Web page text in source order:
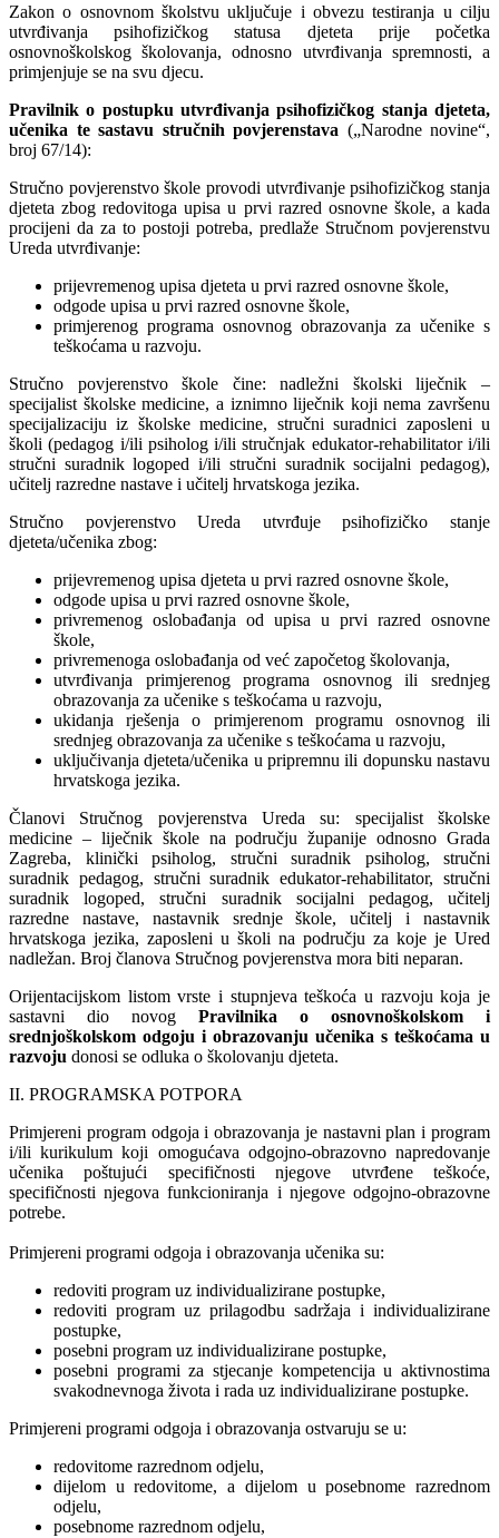
Zakon o osnovnom školstvu uključuje i obvezu testiranja u cilju
utvrđivanja psihofizičkog statusa djeteta prije početka
osnovnoškolskog školovanja, odnosno utvrđivanja spremnosti, a
primjenjuje se na svu djecu.
Pravilnik o postupku utvrđivanja psihofizičkog stanja djeteta,
učenika te sastavu stručnih povjerenstava („Narodne novine“,
broj 67/14):
Stručno povjerenstvo škole provodi utvrđivanje psihofizičkog stanja
djeteta zbog redovitoga upisa u prvi razred osnovne škole, a kada
procijeni da za to postoji potreba, predlaže Stručnom povjerenstvu
Ureda utvrđivanje:
prijevremenog upisa djeteta u prvi razred osnovne škole,
odgode upisa u prvi razred osnovne škole,
primjerenog programa osnovnog obrazovanja za učenike s
teškoćama u razvoju.
Stručno povjerenstvo škole čine: nadležni školski liječnik –
specijalist školske medicine, a iznimno liječnik koji nema završenu
specijalizaciju iz školske medicine, stručni suradnici zaposleni u
školi (pedagog i/ili psiholog i/ili stručnjak edukator-rehabilitator i/ili
stručni suradnik logoped i/ili stručni suradnik socijalni pedagog),
učitelj razredne nastave i učitelj hrvatskoga jezika.
Stručno povjerenstvo Ureda utvrđuje psihofizičko stanje
djeteta/učenika zbog:
prijevremenog upisa djeteta u prvi razred osnovne škole,
odgode upisa u prvi razred osnovne škole,
privremenog oslobađanja od upisa u prvi razred osnovne
škole,
privremenoga oslobađanja od već započetog školovanja,
utvrđivanja primjerenog programa osnovnog ili srednjeg
obrazovanja za učenike s teškoćama u razvoju,
ukidanja rješenja o primjerenom programu osnovnog ili
srednjeg obrazovanja za učenike s teškoćama u razvoju,
uključivanja djeteta/učenika u pripremnu ili dopunsku nastavu
hrvatskoga jezika.
Članovi Stručnog povjerenstva Ureda su: specijalist školske
medicine – liječnik škole na području županije odnosno Grada
Zagreba, klinički psiholog, stručni suradnik psiholog, stručni
suradnik pedagog, stručni suradnik edukator-rehabilitator, stručni
suradnik logoped, stručni suradnik socijalni pedagog, učitelj
razredne nastave, nastavnik srednje škole, učitelj i nastavnik
hrvatskoga jezika, zaposleni u školi na području za koje je Ured
nadležan. Broj članova Stručnog povjerenstva mora biti neparan.
Orijentacijskom listom vrste i stupnjeva teškoća u razvoju koja je
sastavni dio novog Pravilnika o osnovnoškolskom i
srednjoškolskom odgoju i obrazovanju učenika s teškoćama u
razvoju donosi se odluka o školovanju djeteta.
II. PROGRAMSKA POTPORA
Primjereni program odgoja i obrazovanja je nastavni plan i program
i/ili kurikulum koji omogućava odgojno-obrazovno napredovanje
učenika poštujući specifičnosti njegove utvrđene teškoće,
specifičnosti njegova funkcioniranja i njegove odgojno-obrazovne
potrebe.
Primjereni programi odgoja i obrazovanja učenika su:
redoviti program uz individualizirane postupke,
redoviti program uz prilagodbu sadržaja i individualizirane
postupke,
posebni program uz individualizirane postupke,
posebni programi za stjecanje kompetencija u aktivnostima
svakodnevnoga života i rada uz individualizirane postupke.
Primjereni programi odgoja i obrazovanja ostvaruju se u:
redovitome razrednom odjelu,
dijelom u redovitome, a dijelom u posebnome razrednom
odjelu,
posebnome razrednom odjelu,